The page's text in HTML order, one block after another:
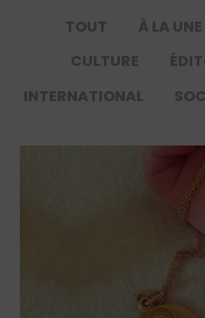
TOUT À LA UNE
CULTURE
INTERNATIONAL